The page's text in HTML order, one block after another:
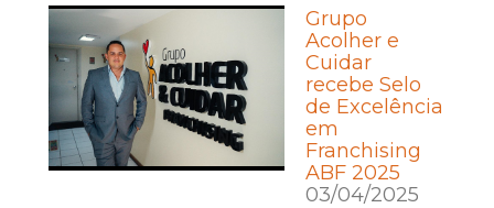
Grupo
Acolher e
Cuidar
recebe Selo
de Excelência
em
Franchising
ABF 2025
03/04/2025